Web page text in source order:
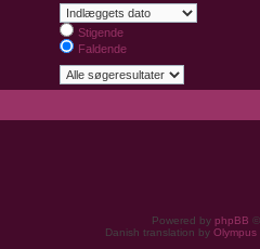
Stigende
Faldende
Powered by phpBB
Danish translation by Olympus